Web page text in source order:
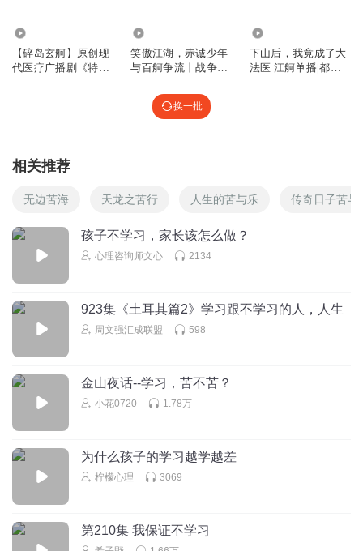
【碎岛玄舸】原创现
代医疗广播剧《特鲁
笑傲江湖，赤诚少年
与百舸争流丨战争称
下山后，我竟成了大
法医 江舸单播|都市
换一批
相关推荐
无边苦海 天龙之苦行 人生的苦与乐 传奇日子苦与
孩子不学习，家长该怎么做？
心理咨询师文心 2134
923集《土耳其篇2》学习跟不学习的人，人生
周文强汇成联盟 598
金山夜话--学习，苦不苦？
小花0720 1.78万
为什么孩子的学习越学越差
柠檬心理 3069
第210集 我保证不学习